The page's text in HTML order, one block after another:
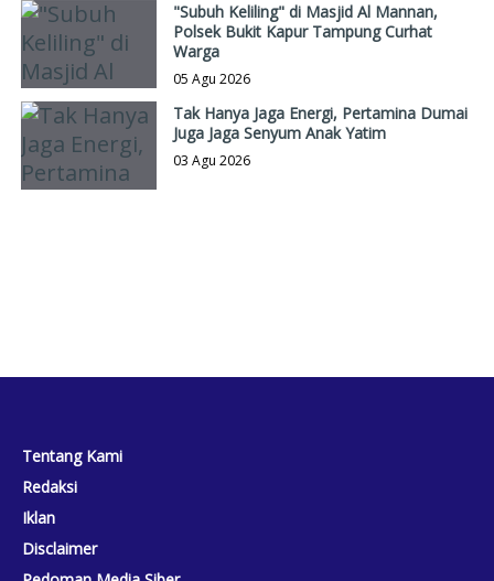
"Subuh Keliling" di Masjid Al Mannan,
Polsek Bukit Kapur Tampung Curhat
Warga
05 Agu 2026
Tak Hanya Jaga Energi, Pertamina Dumai
Juga Jaga Senyum Anak Yatim
03 Agu 2026
Tentang Kami
Redaksi
Iklan
Disclaimer